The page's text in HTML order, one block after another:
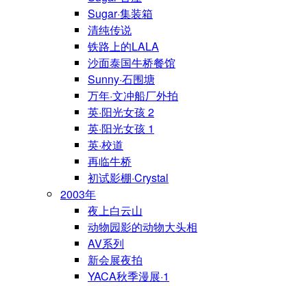
Sugar·集装箱
清纯传说
铁路上的LALA
沙面泰国牛桥餐馆
Sunny·石围塘
万年·文冲船厂外拍
英·阳光女孩 2
英·阳光女孩 1
英·校道
再临牛桥
初试影棚·Crystal
2003年
夜上白云山
动物园影的动物大头相
AV系列
新会展夜拍
YACA秋季漫展·1